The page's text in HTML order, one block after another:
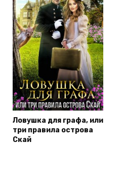
Ловушка для графа, или
три правила острова
Скай